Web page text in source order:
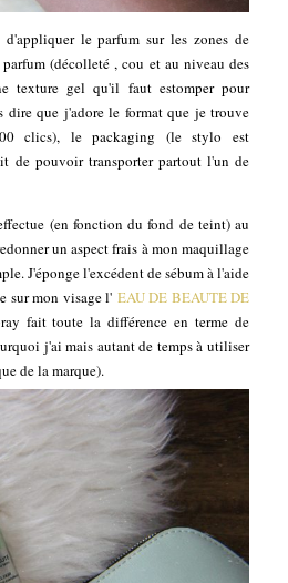
le parfum sur les zones de
(décolleté , cou et au niveau des
texture gel qu'il faut estomper pour
dire que j'adore le format que je trouve
clics), le packaging (le stylo est
de pouvoir transporter partout l'un de
(en fonction du fond de teint) au
un aspect frais à mon maquillage
J'éponge l'excédent de sébum à l'aide
sur mon visage l' EAU DE BEAUTE DE
fait toute la différence en terme de
j'ai mais autant de temps à utiliser
de la marque).